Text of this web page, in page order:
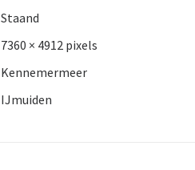
Staand
7360 × 4912 pixels
Kennemermeer
IJmuiden